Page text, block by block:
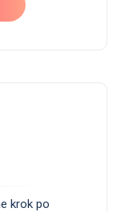
krok po